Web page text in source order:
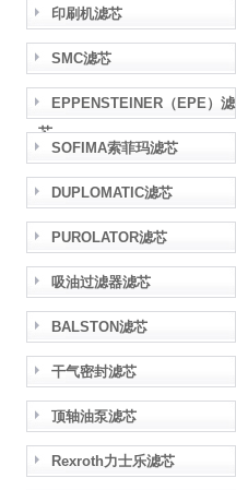
印刷机滤芯
SMC滤芯
EPPENSTEINER（EPE）滤
芯
SOFIMA索菲玛滤芯
DUPLOMATIC滤芯
PUROLATOR滤芯
吸油过滤器滤芯
BALSTON滤芯
干气密封滤芯
顶轴油泵滤芯
Rexroth力士乐滤芯